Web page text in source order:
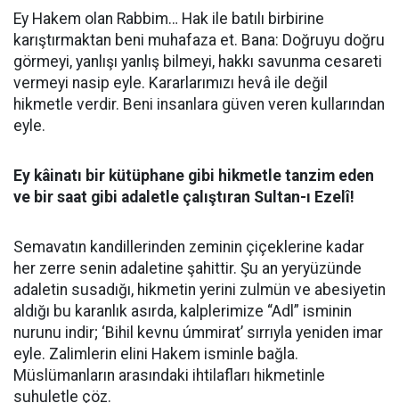
Ey Hakem olan Rabbim… Hak ile batılı birbirine
karıştırmaktan beni muhafaza et. Bana: Doğruyu doğru
görmeyi, yanlışı yanlış bilmeyi, hakkı savunma cesareti
vermeyi nasip eyle. Kararlarımızı hevâ ile değil
hikmetle verdir. Beni insanlara güven veren kullarından
eyle.
Ey kâinatı bir kütüphane gibi hikmetle tanzim eden
ve bir saat gibi adaletle çalıştıran Sultan-ı Ezelî!
Semavatın kandillerinden zeminin çiçeklerine kadar
her zerre senin adaletine şahittir. Şu an yeryüzünde
adaletin susadığı, hikmetin yerini zulmün ve abesiyetin
aldığı bu karanlık asırda, kalplerimize “Adl” isminin
nurunu indir; ‘Bihil kevnu úmmirat’ sırrıyla yeniden imar
eyle. Zalimlerin elini Hakem isminle bağla.
Müslümanların arasındaki ihtilafları hikmetinle
suhuletle çöz.